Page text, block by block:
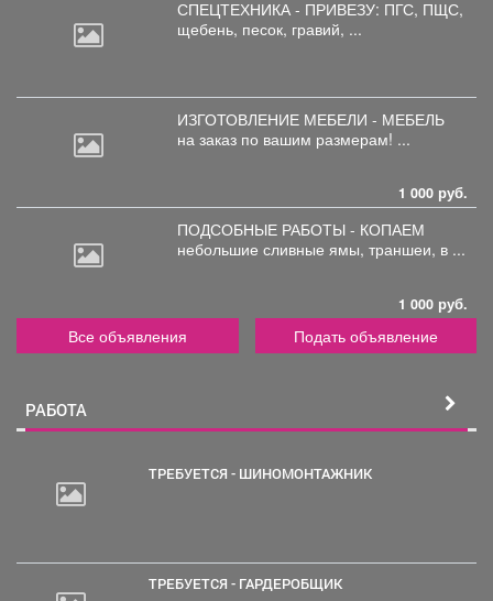
СПЕЦТЕХНИКА - ПРИВЕЗУ: ПГС, ПЩС,
щебень, песок, гравий, ...
ИЗГОТОВЛЕНИЕ МЕБЕЛИ - МЕБЕЛЬ
на заказ по вашим размерам! ...
1 000 руб.
ПОДСОБНЫЕ РАБОТЫ - КОПАЕМ
небольшие сливные ямы, траншеи, в ...
1 000 руб.
Все объявления Подать объявление
РАБОТА
ТРЕБУЕТСЯ - ШИНОМОНТАЖНИК
ТРЕБУЕТСЯ - ГАРДЕРОБЩИК